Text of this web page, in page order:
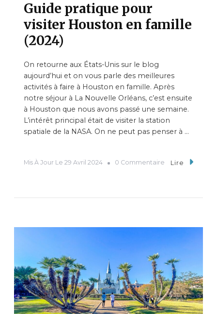
Guide pratique pour
visiter Houston en famille
(2024)
On retourne aux États-Unis sur le blog
aujourd’hui et on vous parle des meilleures
activités à faire à Houston en famille. Après
notre séjour à La Nouvelle Orléans, c’est ensuite
à Houston que nous avons passé une semaine.
L’intérêt principal était de visiter la station
spatiale de la NASA. On ne peut pas penser à …
Mis À Jour Le 29 Avril 2024 0 Commentaire Lire